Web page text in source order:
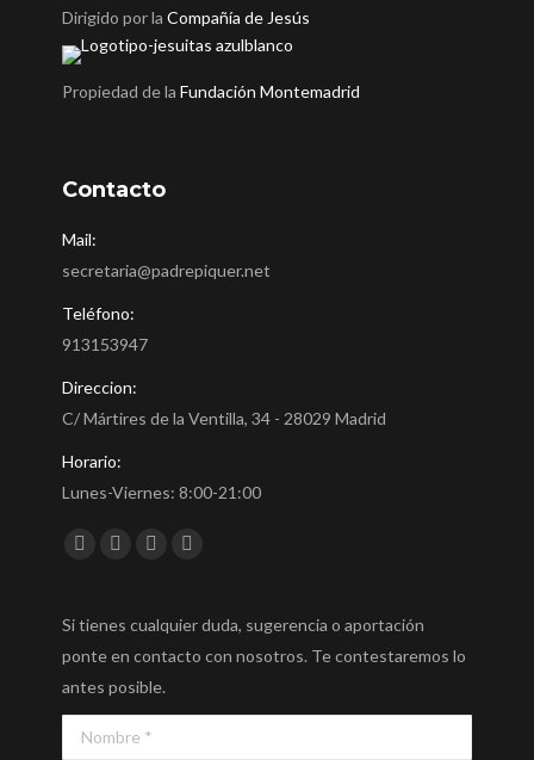
Dirigido por laCompañía de Jesús
Propiedad de laFundación Montemadrid
Contacto
Mail:
secretaria@padrepiquer.net
Teléfono:
913153947
Direccion:
C/ Mártires de la Ventilla, 34 - 28029 Madrid
Horario:
Lunes-Viernes: 8:00-21:00
Encuéntranos en:
Si tienes cualquier duda, sugerencia o aportación
ponte en contacto con nosotros. Te contestaremos lo
antes posible.